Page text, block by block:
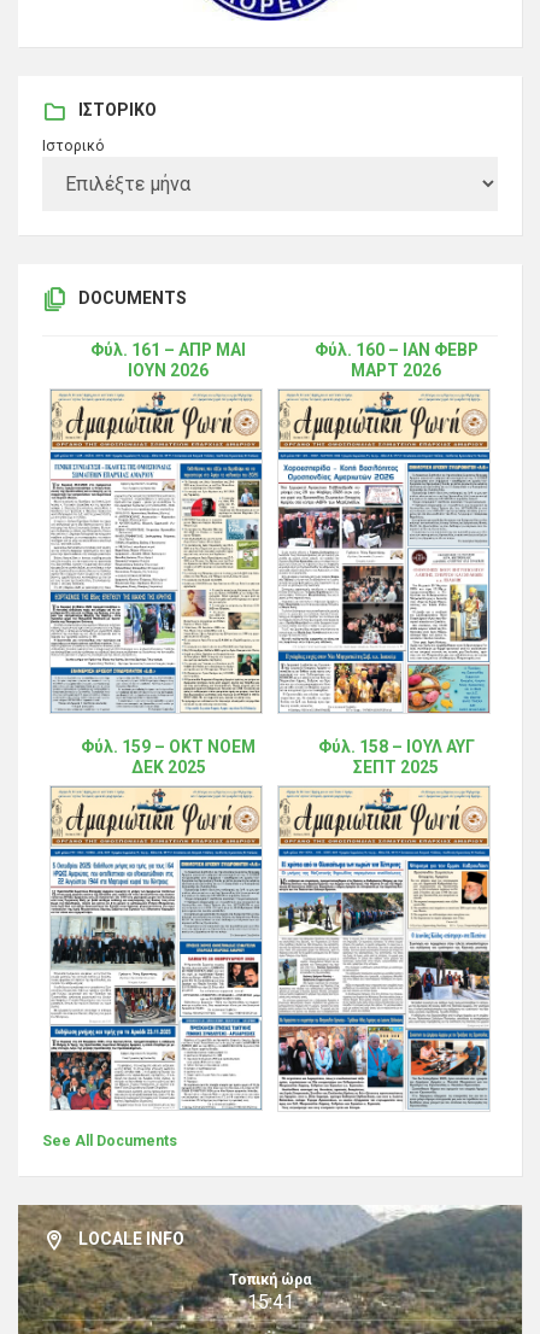
ΙΣΤΟΡΙΚΌ
Ιστορικό
DOCUMENTS
Φύλ. 161 – ΑΠΡ ΜΑΙ
ΙΟΥΝ 2026
Φύλ. 160 – ΙΑΝ ΦΕΒΡ
ΜΑΡΤ 2026
Φύλ. 159 – ΟΚΤ ΝΟΕΜ
ΔΕΚ 2025
Φύλ. 158 – ΙΟΥΛ ΑΥΓ
ΣΕΠΤ 2025
See All Documents
LOCALE INFO
Τοπική ώρα
15:41